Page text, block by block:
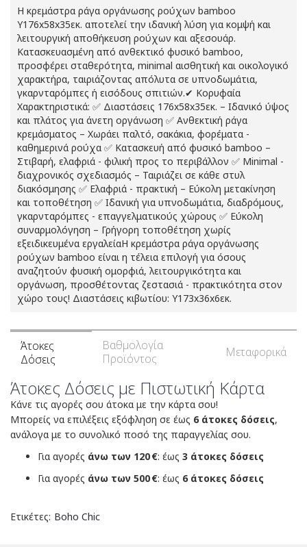
Η κρεμάστρα ράγα οργάνωσης ρούχων bamboo
Υ176x58x35εκ. αποτελεί την ιδανική λύση για κομψή και
λειτουργική αποθήκευση ρούχων και αξεσουάρ.
Κατασκευασμένη από ανθεκτικό φυσικό bamboo,
προσφέρει σταθερότητα, minimal αισθητική και οικολογικό
χαρακτήρα, ταιριάζοντας απόλυτα σε υπνοδωμάτια,
γκαρνταρόμπες ή εισόδους σπιτιών.✔ Κορυφαία
Χαρακτηριστικά: ✅ Διαστάσεις 176x58x35εκ. – Ιδανικό ύψος
και πλάτος για άνετη οργάνωση ✅ Ανθεκτική ράγα
κρεμάσματος – Χωράει παλτό, σακάκια, φορέματα -
καθημερινά ρούχα ✅ Κατασκευή από φυσικό bamboo –
Στιβαρή, ελαφριά - φιλική προς το περιβάλλον ✅ Minimal -
διαχρονικός σχεδιασμός – Ταιριάζει σε κάθε στυλ
διακόσμησης ✅ Ελαφριά - πρακτική – Εύκολη μετακίνηση
και τοποθέτηση ✅ Ιδανική για υπνοδωμάτια, διαδρόμους,
γκαρνταρόμπες - επαγγελματικούς χώρους ✅ Εύκολη
συναρμολόγηση – Γρήγορη τοποθέτηση χωρίς
εξειδικευμένα εργαλείαΗ κρεμάστρα ράγα οργάνωσης
ρούχων bamboo είναι η τέλεια επιλογή για όσους
αναζητούν φυσική ομορφιά, λειτουργικότητα και
οργάνωση, προσθέτοντας ζεστασιά - πρακτικότητα στον
χώρο τους! Διαστάσεις κιβωτίου: Υ173x36x6εκ.
Άτοκες
Δόσεις
Βαθμολογία
Προϊόντος
Μεταφορικά
Άτοκες Δόσεις με Πιστωτική Κάρτα
Κάνε τις αγορές σου άτοκα με την κάρτα σου!
Μπορείς να επιλέξεις εξόφληση σε έως 6 άτοκες δόσεις,
ανάλογα με το συνολικό ποσό της παραγγελίας σου.
Για αγορές άνω των 120 €: έως 3 άτοκες δόσεις
Για αγορές άνω των 500 €: έως 6 άτοκες δόσεις
Ετικέτες: Boho Chic